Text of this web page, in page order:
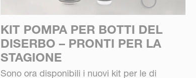
KIT POMPA PER BOTTI DEL
DISERBO – PRONTI PER LA
STAGIONE
Sono ora disponibili i nuovi kit per le di